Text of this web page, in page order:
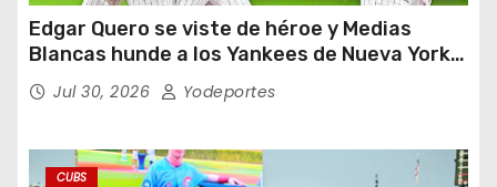
Edgar Quero se viste de héroe y Medias
Blancas hunde a los Yankees de Nueva York
en doce entradas
Jul 30, 2026 Yodeportes
CUBS